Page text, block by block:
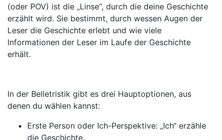
(oder POV) ist die „Linse“, durch die deine Geschichte
erzählt wird. Sie bestimmt, durch wessen Augen der
Leser die Geschichte erlebt und wie viele
Informationen der Leser im Laufe der Geschichte
erhält.
In der Belletristik gibt es drei Hauptoptionen, aus
denen du wählen kannst:
Erste Person oder Ich-Perspektive: „Ich“ erzähle
die Geschichte.